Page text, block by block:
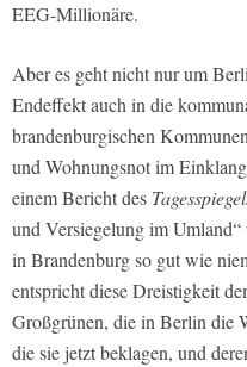
EEG-Millionäre.
Aber es geht nicht nur um
Endeffekt auch in die
brandenburgischen
und Wohnungsnot im
einem Bericht des
und Versiegelung im Umland“
in Brandenburg so gut wie
entspricht diese Dreistigkeit
Großgrünen, die in Berlin die
die sie jetzt beklagen, und